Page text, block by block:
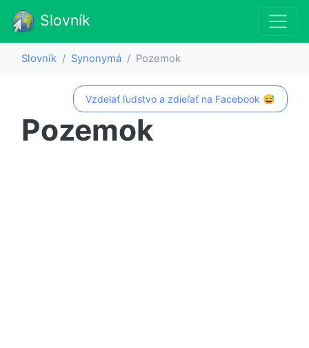
Slovník
Slovník Synonymá Pozemok
Vzdelať ľudstvo a zdieľať na Facebook 😅
Pozemok